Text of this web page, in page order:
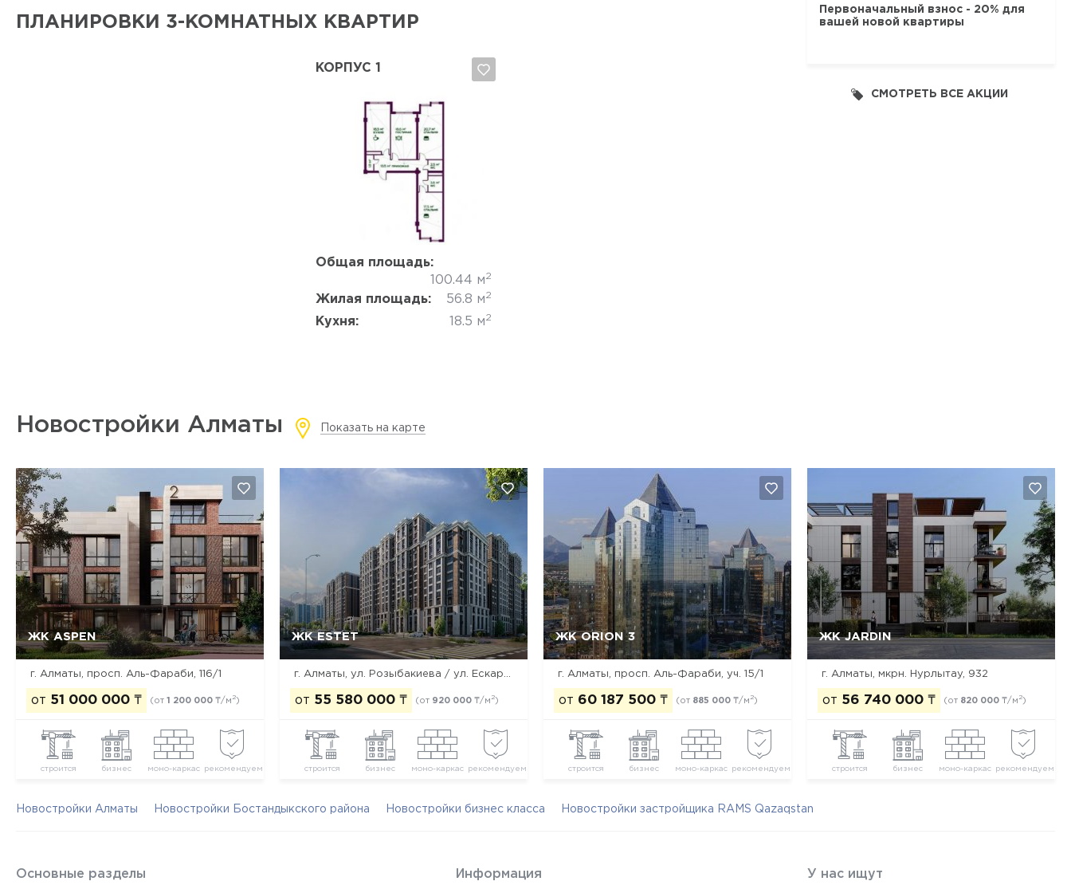
ПЛАНИРОВКИ 3-КОМНАТНЫХ КВАРТИР
КОРПУС 1
Общая площадь:
100.44 м2
Жилая площадь: 56.8 м2
Кухня: 18.5 м2
Отмена
Первоначальный взнос - 20% для
вашей новой квартиры
СМОТРЕТЬ ВСЕ АКЦИИ
Новостройки Алматы Показать на карте
ЖК ASPEN
г. Алматы, просп. Аль-Фараби, 116/1
от 51 000 000 ₸ (от 1 200 000 ₸/м2)
строится бизнес моно-каркас рекомендуем
Да, удалить Отмена ЖК ESTET
от 55 580 000 ₸ (от 920 000 ₸/м2)
строится бизнес моно-каркас рекомендуем
Да, удалить Отмена ЖК ORION 3
г. Алматы, просп. Аль-Фараби, уч. 15/1
от 60 187 500 ₸ (от 885 000 ₸/м2)
строится бизнес моно-каркас рекомендуем
Да, удалить Отмена ЖК JARDIN
г. Алматы, мкрн. Нурлытау, 932
от 56 740 000 ₸ (от 820 000 ₸/м2)
строится бизнес моно-каркас рекомендуем
Да, удалить Отмена
Новостройки Алматы Новостройки Бостандыкского района Новостройки бизнес класса Новостройки застройщика RAMS Qazaqstan
Основные разделы Информация У нас ищут